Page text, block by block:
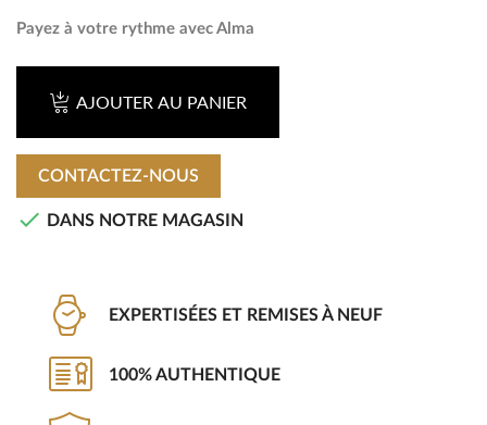
Payez à votre rythme avec Alma
AJOUTER AU PANIER
CONTACTEZ-NOUS
 DANS NOTRE MAGASIN
EXPERTISÉES ET REMISES À NEUF
100% AUTHENTIQUE